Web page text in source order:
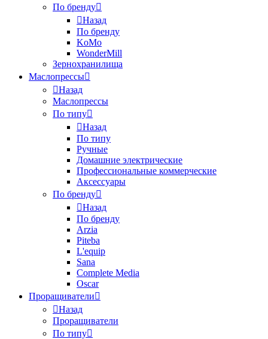
По бренду
Назад
По бренду
KoMo
WonderMill
Зернохранилища
Маслопрессы
Назад
Маслопрессы
По типу
Назад
По типу
Ручные
Домашние электрические
Профессиональные коммерческие
Аксессуары
По бренду
Назад
По бренду
Arzia
Piteba
L'equip
Sana
Complete Media
Oscar
Проращиватели
Назад
Проращиватели
По типу